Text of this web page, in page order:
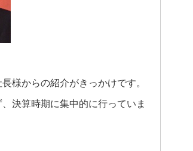
様からの紹介がきっかけです。
決算時期に集中的に行っていま